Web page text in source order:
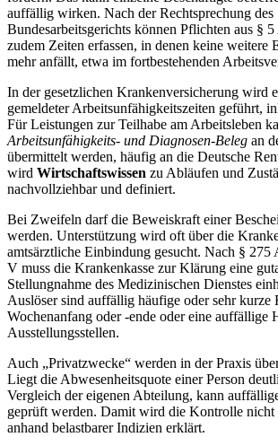
auffällig wirken. Nach der Rechtsprechung des
Bundesarbeitsgerichts können Pflichten aus §
zudem Zeiten erfassen, in denen keine weitere
mehr anfällt, etwa im fortbestehenden
In der gesetzlichen Krankenversicherung wird
gemeldeter Arbeitsunfähigkeitszeiten geführt,
Für Leistungen zur Teilhabe am Arbeitsleben
Arbeitsunfähigkeits- und Diagnosen-Beleg an
übermittelt werden, häufig an die Deutsche
wird Wirtschaftswissen zu Abläufen und
nachvollziehbar und definiert.
Bei Zweifeln darf die Beweiskraft einer
werden. Unterstützung wird oft über die
amtsärztliche Einbindung gesucht. Nach § 275
V muss die Krankenkasse zur Klärung eine
Stellungnahme des Medizinischen Dienstes
Auslöser sind auffällig häufige oder sehr kurze
Wochenanfang oder -ende oder eine auffällige
Ausstellungsstellen.
Auch „Privatzwecke“ werden in der Praxis
Liegt die Abwesenheitsquote einer Person
Vergleich der eigenen Abteilung, kann
geprüft werden. Damit wird die Kontrolle nicht
anhand belastbarer Indizien erklärt.